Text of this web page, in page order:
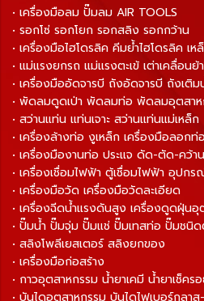
• เครื่องมือลม ปั๊มลม AIR TOOLS
• รอกโซ่ รอกโยก รอกสลิง รอกกว้าน
• เครื่องมือไฮโดรลิค คีมย้ำไฮโดรลิค เ
• แม่แรงยกรถ แม่แรงตะเข้ เต่าเคลื่อนย้
• เครื่องมืออัดจารบี ถังอัดจารบี ถังเติม
• พัดลมดูดเป่า พัดลมท่อ พัดลมอุตสาห
• สว่านแท่น แท่นเจาะ สว่านแท่นแม่เหล็ก
• เครื่องล้างท่อ งูเหล็ก เครื่องมือลอก
• เครื่องมืองานท่อ ประแจ ดัด-ตัด-คว้
• เครื่องเชื่อมไฟฟ้า ตู้เชื่อมไฟฟ้า อุปกร
• เครื่องมือวัด เครื่องมือวัดละเอียด
• เครื่องฉีดน้ำแรงดันสูง เครื่องดูดฝุ่นอุ
• ปั๊มน้ำ ปั๊มจุ่ม ปั๊มแช่ ปั๊มเทสท่อ ปั๊มชนิ
• สลิงโพลีเยสเตอร์ สลิงยกของ
• เครื่องมือก่อสร้าง
• กาวอุตสาหกรรม น้ำยาเคมี น้ำยาเช็คร